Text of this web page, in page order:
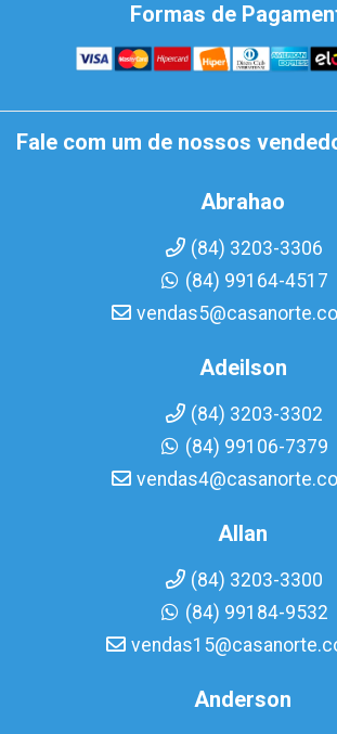
Formas de
Fale com um de nossos
Abrahao
(84) 3203-3306
(84) 99164-4517
Adeilson
(84) 3203-3302
(84) 99106-7379
Allan
(84) 3203-3300
(84) 99184-9532
Anderson